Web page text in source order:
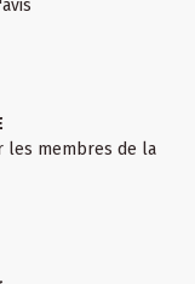
les membres de la